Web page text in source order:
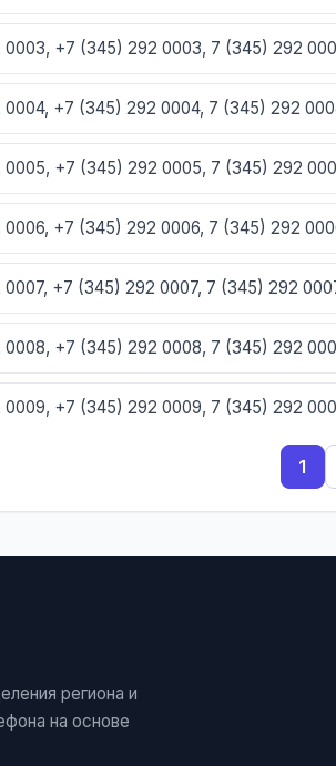
+7 (345) 292 0003, 7 (345) 292
+7 (345) 292 0004, 7 (345) 292
+7 (345) 292 0005, 7 (345) 292
+7 (345) 292 0006, 7 (345) 292
+7 (345) 292 0007, 7 (345) 292
+7 (345) 292 0008, 7 (345) 292
+7 (345) 292 0009, 7 (345) 292
0010, +7 (345) 292 0010, 7 (345) 292
+7 (345) 292 0013, 7 (345) 292
+7 (345) 292 0014, 7 (345) 292
1
региона и
на основе